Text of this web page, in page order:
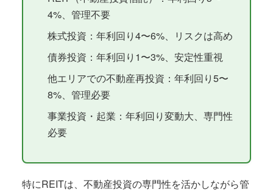
4%、管理不要
株式投資：年利回り4〜6%、リスクは高め
債券投資：年利回り1〜3%、安定性重視
他エリアでの不動産再投資：年利回り5〜
8%、管理必要
事業投資・起業：年利回り変動大、専門性
必要
特にREITは、不動産投資の専門性を活かしながら管